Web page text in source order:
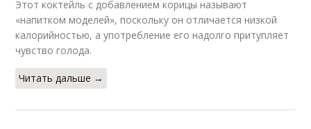
Этот коктейль с добавлением корицы называют
«напитком моделей», поскольку он отличается низкой
калорийностью, а употребление его надолго притупляет
чувство голода.
Читать дальше →